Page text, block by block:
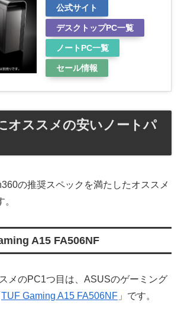
公式サイト
デスクトップPC一覧
ノートPC一覧
セール情報
オススメの安いノートパ
の推奨スペックを満たしたオススメ
A15 FA506NF
メのPC1つ目は、ASUSのゲーミング
TUF Gaming A15 FA506NF 」です。